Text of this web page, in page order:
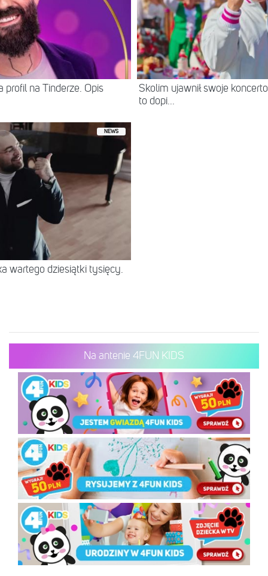
profil na Tinderze. Opis
Skolim ujawnił swoje
to dopi...
NEWS
wartego dziesiątki tysięcy.
Na antenie 4FUN KIDS